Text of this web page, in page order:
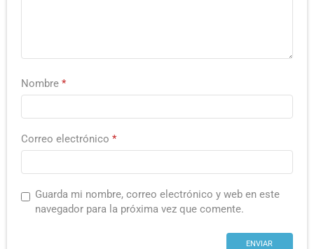
Nombre *
Correo electrónico *
Guarda mi nombre, correo electrónico y web en este
navegador para la próxima vez que comente.